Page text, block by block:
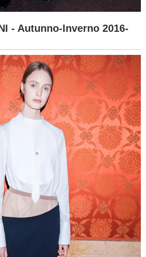
- Autunno-Inverno 2016-